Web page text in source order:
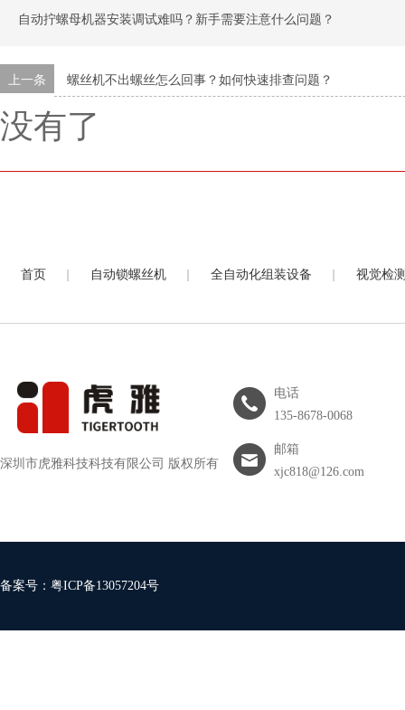
自动拧螺母机器安装调试难吗？新手需要注意什么问题？
上一条 螺丝机不出螺丝怎么回事？如何快速排查问题？
没有了
首页 | 自动锁螺丝机 | 全自动化组装设备 | 视觉检
深圳市虎雅科技科技有限公司 版权所有
电话
135-8678-0068
邮箱
xjc818@126.com
备案号： 粤ICP备13057204号